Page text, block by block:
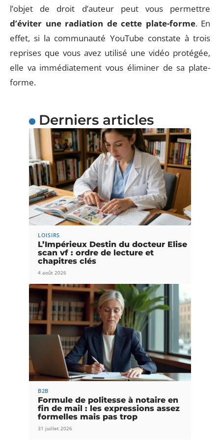
l’objet de droit d’auteur peut vous permettre
d’éviter une radiation de cette plate-forme. En
effet, si la communauté YouTube constate à trois
reprises que vous avez utilisé une vidéo protégée,
elle va immédiatement vous éliminer de sa plate-
forme.
Derniers articles
LOISIRS
L’Impérieux Destin du docteur Elise
scan vf : ordre de lecture et
chapitres clés
4 août 2026
B2B
Formule de politesse à notaire en
fin de mail : les expressions assez
formelles mais pas trop
31 juillet 2026